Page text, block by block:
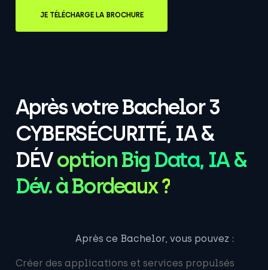
JE TÉLÉCHARGE LA BROCHURE
Après votre Bachelor 3
CYBERSÉCURITÉ, IA &
DÉVoption Big Data, IA &
Dév. à Bordeaux ?
Après ce Bachelor, vous pouvez :
Créer des applications et services propulsés